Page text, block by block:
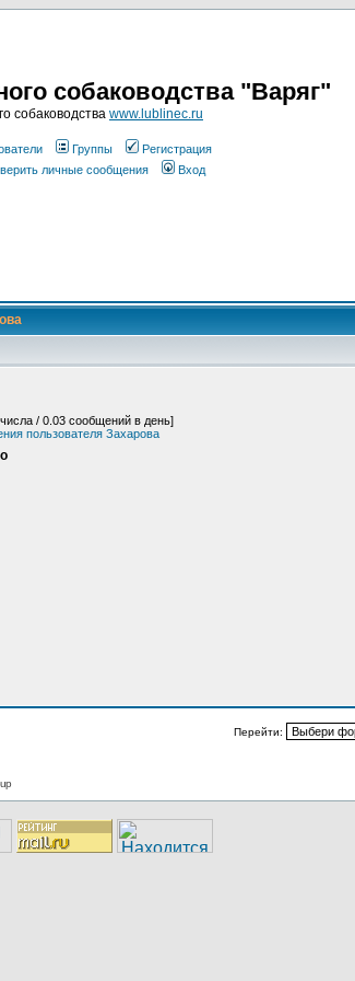
собаководства "Варяг"
собаководства www.lublinec.ru
Группы
Регистрация
личные сообщения Вход
/ 0.03 сообщений в день]
пользователя Захарова
Перейти: